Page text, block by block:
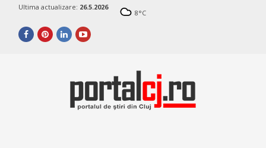
Ultima actualizare: 26.5.2026
8°C